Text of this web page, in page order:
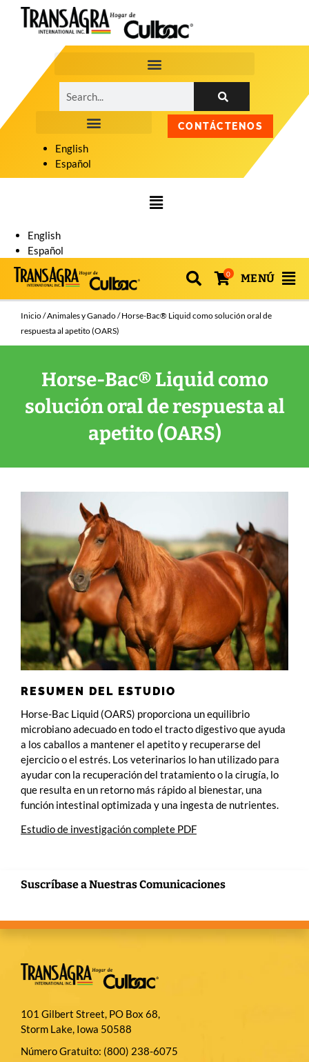
CONTÁCTENOS
English
Español
English
Español
0 MENÚ
Inicio/Animales y Ganado/ Horse-Bac® Liquid como solución oral de
respuesta al apetito (OARS)
Horse-Bac® Liquid como
solución oral de respuesta al
apetito (OARS)
RESUMEN DEL ESTUDIO
Horse-Bac Liquid (OARS) proporciona un equilibrio
microbiano adecuado en todo el tracto digestivo que ayuda
a los caballos a mantener el apetito y recuperarse del
ejercicio o el estrés. Los veterinarios lo han utilizado para
ayudar con la recuperación del tratamiento o la cirugía, lo
que resulta en un retorno más rápido al bienestar, una
función intestinal optimizada y una ingesta de nutrientes.
Estudio de investigación complete PDF
Suscríbase a Nuestras Comunicaciones
101 Gilbert Street, PO Box 68,
Storm Lake, Iowa 50588
Número Gratuito: (800) 238-6075